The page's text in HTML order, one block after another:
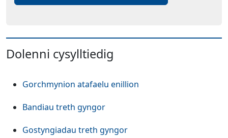
Dolenni cysylltiedig
Gorchmynion atafaelu enillion
Bandiau treth gyngor
Gostyngiadau treth gyngor